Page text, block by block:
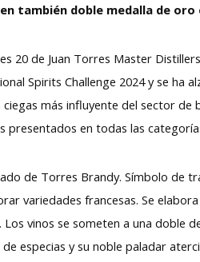
también doble medalla de
20 de Juan Torres Master
Spirits Challenge 2024 y se ha
ciegas más influyente del sector
en todas las
de Torres Brandy. Símbolo de
variedades francesas. Se
vinos se someten a una doble
especias y su noble paladar